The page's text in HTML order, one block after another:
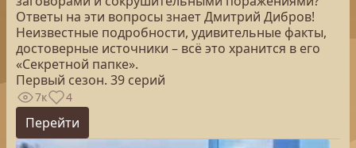
Ответы на эти вопросы знает Дмитрий Дибров!
Неизвестные подробности, удивительные факты,
достоверные источники – всё это хранится в его
«Секретной папке».
Первый сезон. 39 серий
7к 4
Перейти